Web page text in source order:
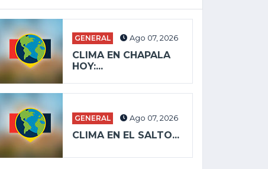
GENERAL Ago 07, 2026
CLIMA EN CHAPALA
HOY:...
GENERAL Ago 07, 2026
CLIMA EN EL SALTO...